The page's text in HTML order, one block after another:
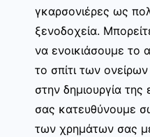
γκαρσονιέρες ως
ξενοδοχεία.
να ενοικιάσουμε το
το σπίτι των
στην δημιουργία
σας κατευθύνουμε
των χρημάτων σας